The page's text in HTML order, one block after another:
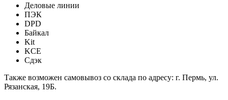
Деловые линии
ПЭК
DPD
Байкал
Kit
KCE
Сдэк
Также возможен самовывоз со склада по адресу: г. Пермь, ул.
Рязанская, 19Б.